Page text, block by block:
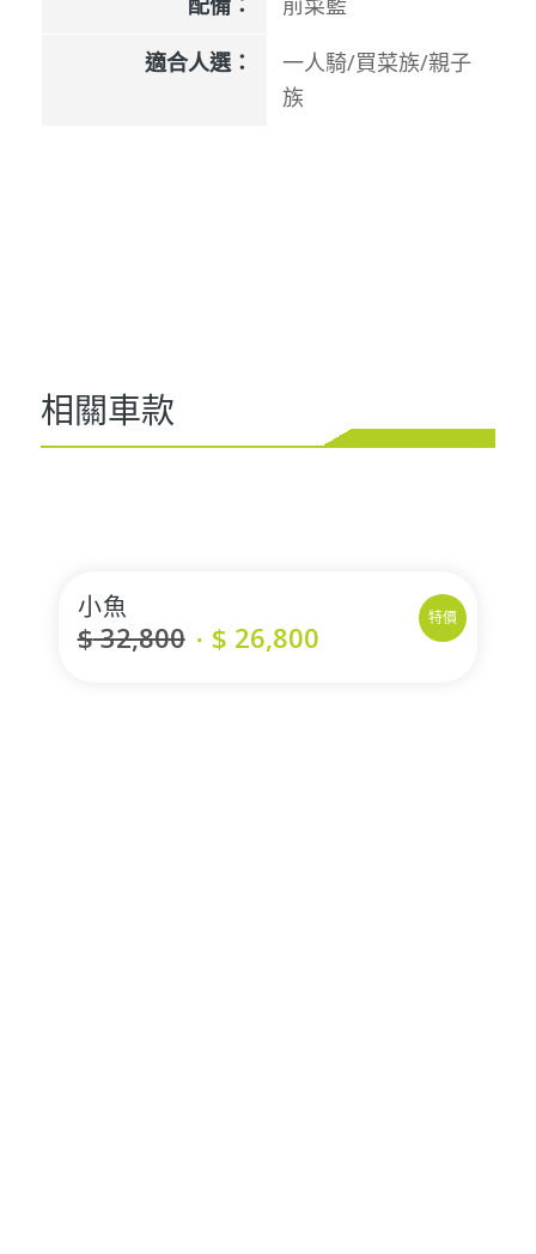
適合人選：
一人騎/買菜族/親子
族
相關車款
小魚
$32,800 $ 26,800
特價